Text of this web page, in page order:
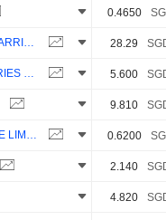
0.4650
JARDINE CYCLE & CARRIAGE LIMITED 28.29
SEMBCORP INDUSTRIES LTD 5.600
9.810
GENTING SINGAPORE LIMITED 0.6200
2.140
4.820